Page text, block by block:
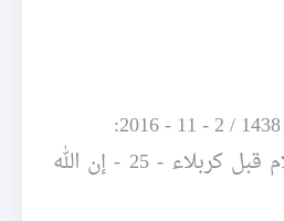
- كلمة للشيخ حسين كوراني ( سيرة الإمام الحسين عليه السلام قبل كربلاء - 25 - إن الله